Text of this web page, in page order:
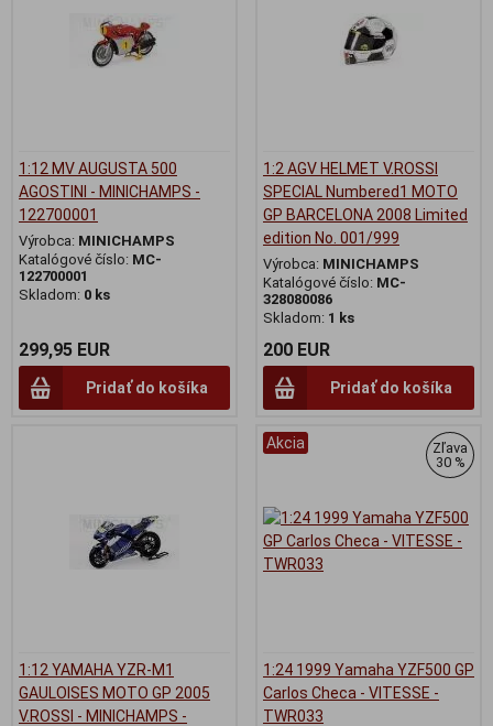
1:12 MV AUGUSTA 500
AGOSTINI - MINICHAMPS -
122700001
Výrobca: MINICHAMPS
Katalógové číslo: MC-
122700001
Skladom: 0 ks
299,95 EUR
Pridať do košíka
1:2 AGV HELMET V.ROSSI
SPECIAL Numbered1 MOTO
GP BARCELONA 2008 Limited
edition No. 001/999
Výrobca: MINICHAMPS
Katalógové číslo: MC-
328080086
Skladom: 1 ks
200 EUR
Pridať do košíka
1:12 YAMAHA YZR-M1
GAULOISES MOTO GP 2005
V.ROSSI - MINICHAMPS -
Akcia
Zľava
30 %
1:24 1999 Yamaha YZF500 GP
Carlos Checa - VITESSE -
TWR033